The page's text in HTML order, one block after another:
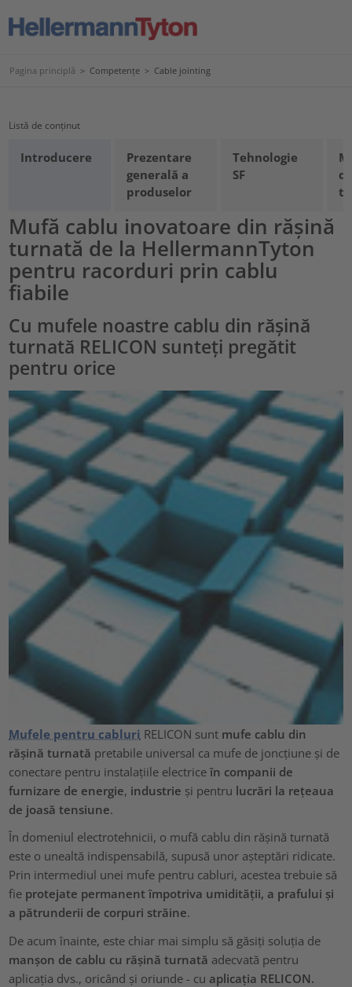
Pagina principlă > Competențe > Cable jointing
Listă de conținut
Introducere
Prezentare
generală a
produselor
Tehnologie
SF
Mufă cablu inovatoare din rășină
turnată de la HellermannTyton
pentru racorduri prin cablu
fiabile
Cu mufele noastre cablu din rășină
turnată RELICON sunteți pregătit
pentru orice
Mufele pentru cabluri RELICON sunt mufe cablu din
rășină turnată pretabile universal ca mufe de joncțiune și de
conectare pentru instalațiile electriceîn companii de
furnizare de energie, industrie și pentru lucrări la rețeaua
de joasă tensiune.
În domeniul electrotehnicii, o mufă cablu din rășină turnată
este o unealtă indispensabilă, supusă unor așteptări ridicate.
Prin intermediul unei mufe pentru cabluri, acestea trebuie să
fie protejate permanent împotriva umidității, a prafului și
a pătrunderii de corpuri străine.
De acum înainte, este chiar mai simplu să găsiți soluția de
manșon de cablu cu rășină turnată adecvată pentru
aplicația dvs., oricând și oriunde - cu aplicația RELICON.